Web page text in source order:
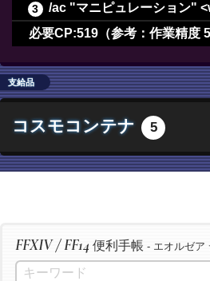
/ac "マニピュレーション"
/ac "長期倹約" <wait.2>
/ac "下地作業" <wait.3>
/ac "イノベーション"
/ac "洗練加工" <wait.3>
/ac "加工" <wait.3>
/ac "洗練加工" <wait.3>
必要CP:519（参考：作業精度
支給品
コスモコンテナ 5
FFXIV / FF14 便利手帳 - エオルゼア